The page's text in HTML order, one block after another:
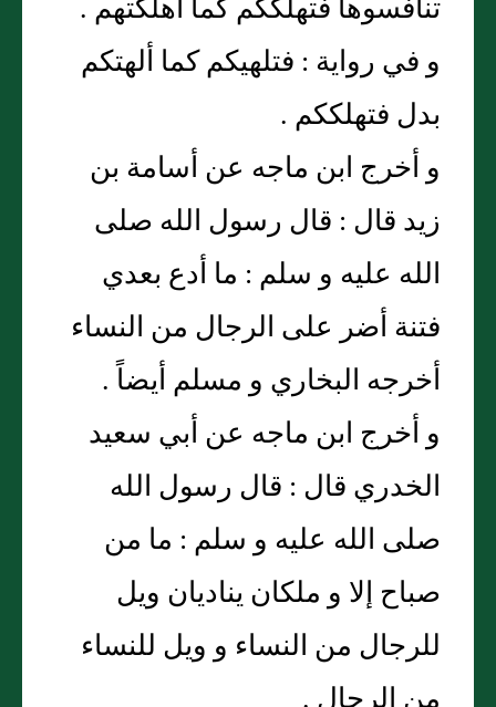
و في رواية : فتلهيكم كما ألهتكم
بدل فتهلككم .
و أخرج ابن ماجه عن أسامة بن
زيد قال : قال رسول الله صلى
الله عليه و سلم : ما أدع بعدي
فتنة أضر على الرجال من النساء
أخرجه البخاري و مسلم أيضاً .
و أخرج ابن ماجه عن أبي سعيد
الخدري قال : قال رسول الله
صلى الله عليه و سلم : ما من
صباح إلا و ملكان يناديان ويل
للرجال من النساء و ويل للنساء